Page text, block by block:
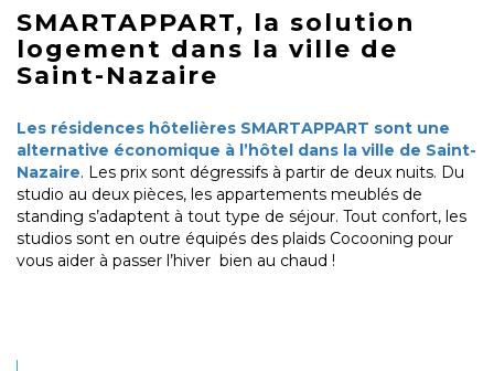
SMARTAPPART, la solution
logement dans la ville de
Saint-Nazaire
Les résidences hôtelières SMARTAPPART sont une
alternative économique à l’hôtel dans la ville de Saint-
Nazaire. Les prix sont dégressifs à partir de deux nuits. Du
studio au deux pièces, les appartements meublés de
standing s’adaptent à tout type de séjour. Tout confort, les
studios sont en outre équipés des plaids Cocooning pour
vous aider à passer l’hiver bien au chaud !